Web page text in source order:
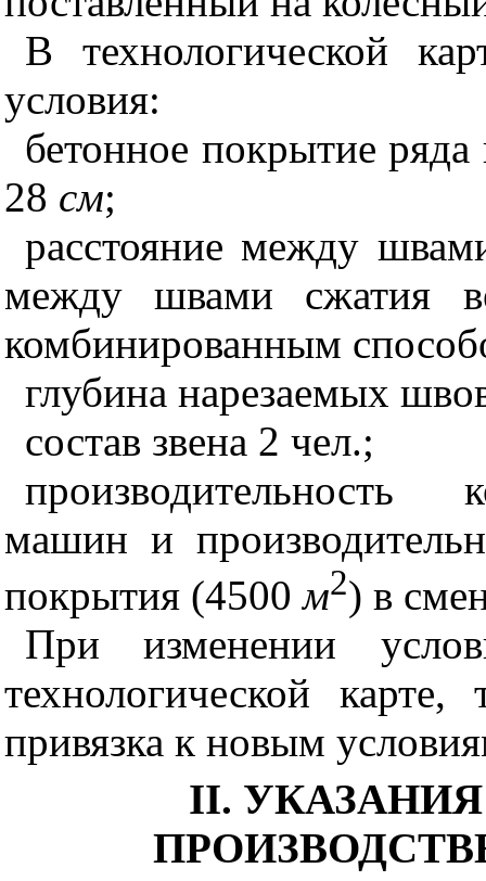
В технологической
условия:
бетонное покрытие
28 см;
расстояние между
между швами сжатия
комбинированным
глубина нарезаемых
состав звена 2 чел.;
производительность
машин и
покрытия (4500м2) в
При изменении
технологической карте,
привязка к новым
II.